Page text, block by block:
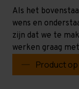
Als het
wens en
zijn dat we te
werken graag
Product